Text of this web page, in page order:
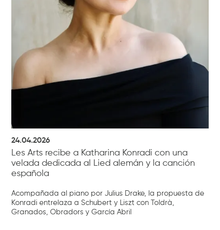
24.04.2026
Les Arts recibe a Katharina Konradi con una
velada dedicada al Lied alemán y la canción
española
Acompañada al piano por Julius Drake, la propuesta de
Konradi entrelaza a Schubert y Liszt con Toldrà,
Granados, Obradors y García Abril